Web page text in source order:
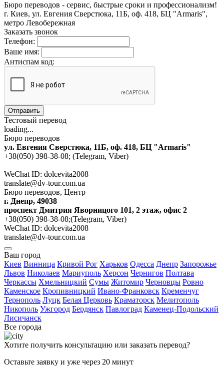
Бюро переводов - сервис, быстрые сроки и профессионализм!
г. Киев, ул. Евгения Сверстюка, 11Б, оф. 418, БЦ "Armaris",
метро Левобережная
Заказать звонок
Телефон:
Ваше имя:
Антиспам код:
Отправить
Тестовый перевод
loading...
Бюро переводов
ул. Евгения Сверстюка, 11Б, оф. 418, БЦ "Armaris"
+38(050) 398-38-08; (Telegram, Viber)
WeChat ID: dolcevita2008
translate@dv-tour.com.ua
Бюро переводов, Центр
г. Днепр, 49038
проспект Дмитрия Яворницого 101, 2 этаж, офис 2
+38(050) 398-38-08;(Telegram, Viber)
WeChat ID: dolcevita2008
translate@dv-tour.com.ua
Ваш город
Киев Винница Кривой Рог Харьков Одесса Днепр Запорожье
Львов Николаев Мариуполь Херсон Чернигов Полтава
Черкассы Хмельницкий Сумы Житомир Черновцы Ровно
Каменское Кропивницкий Ивано-Франковск Кременчуг
Тернополь Луцк Белая Церковь Краматорск Мелитополь
Никополь Ужгород Бердянск Павлоград Каменец-Подольский
Лисичанск
Все города
Хотите получить консультацию или заказать перевод?
Оставьте заявку и уже через 20 минут